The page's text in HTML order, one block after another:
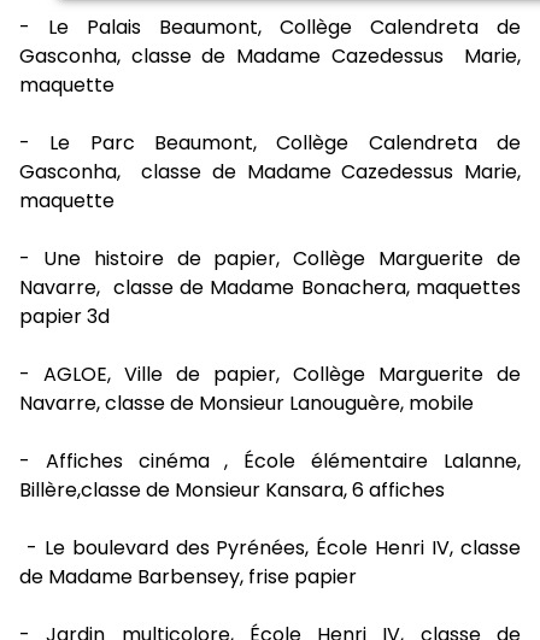
- Le Palais Beaumont, Collège Calendreta de
Gasconha, classe de Madame Cazedessus Marie,
maquette
- Le Parc Beaumont, Collège Calendreta de
Gasconha, classe de Madame Cazedessus Marie,
maquette
- Une histoire de papier, Collège Marguerite de
Navarre, classe de Madame Bonachera, maquettes
papier 3d
- AGLOE, Ville de papier, Collège Marguerite de
Navarre, classe de Monsieur Lanouguère, mobile
- Affiches cinéma , École élémentaire Lalanne,
Billère,classe de Monsieur Kansara, 6 affiches
- Le boulevard des Pyrénées, École Henri IV, classe
de Madame Barbensey, frise papier